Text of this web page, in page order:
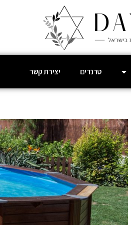
טרנדים יצירת קשר